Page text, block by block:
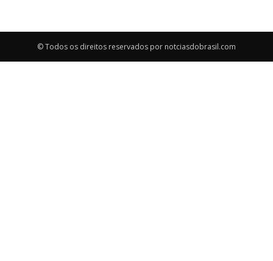
© Todos os direitos reservados por notciasdobrasil.com